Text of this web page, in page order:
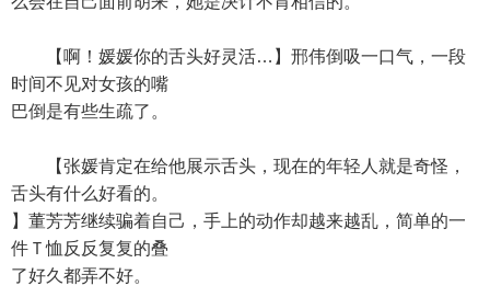
【啊！媛媛你的舌头好灵活…】邢伟倒吸一口气，一段
时间不见对女孩的嘴
巴倒是有些生疏了。
【张媛肯定在给他展示舌头，现在的年轻人就是奇怪，
舌头有什么好看的。
】董芳芳继续骗着自己，手上的动作却越来越乱，简单的一
件Ｔ恤反反复复的叠
了好久都弄不好。